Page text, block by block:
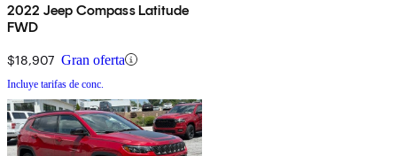
2022 Jeep Compass Latitude
FWD
$18,907 Gran oferta
Incluye tarifas de conc.